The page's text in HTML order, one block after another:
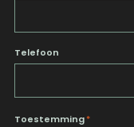
Telefoon
Toestemming*